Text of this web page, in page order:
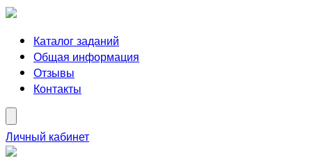
Каталог заданий
Общая информация
Отзывы
Контакты
Личный кабинет